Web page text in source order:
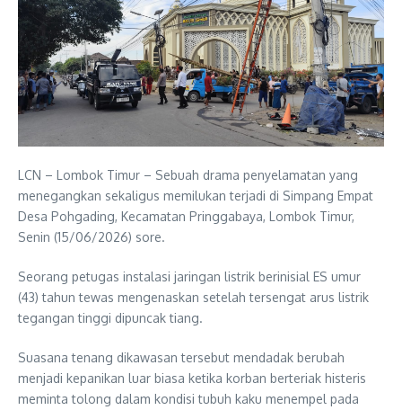
LCN – Lombok Timur – Sebuah drama penyelamatan yang
menegangkan sekaligus memilukan terjadi di Simpang Empat
Desa Pohgading, Kecamatan Pringgabaya, Lombok Timur,
Senin (15/06/2026) sore.
Seorang petugas instalasi jaringan listrik berinisial ES umur
(43) tahun tewas mengenaskan setelah tersengat arus listrik
tegangan tinggi dipuncak tiang.
Suasana tenang dikawasan tersebut mendadak berubah
menjadi kepanikan luar biasa ketika korban berteriak histeris
meminta tolong dalam kondisi tubuh kaku menempel pada